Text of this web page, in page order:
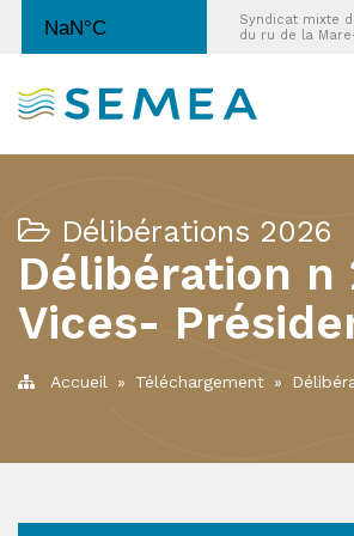
Syndicat mixte
du ru de la
Délibérations 2026
Délibération n
Vices-
Accueil » Téléchargement »